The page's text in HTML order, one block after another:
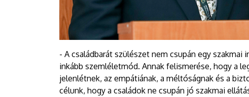
- A családbarát szülészet nem csupán egy
inkább szemléletmód. Annak felismerése, hogy a
jelenlétnek, az empátiának, a méltóságnak és a
célunk, hogy a családok ne csupán jó szakmai